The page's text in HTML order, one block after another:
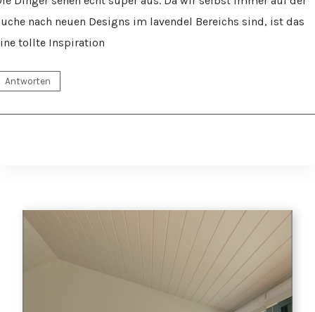
nach neuen Designs im lavendel Bereichs sind, ist das
tollte Inspiration
Antworten